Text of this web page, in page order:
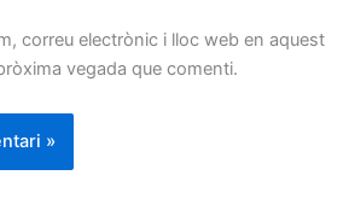
correu electrònic i lloc web en aquest
vegada que comenti.